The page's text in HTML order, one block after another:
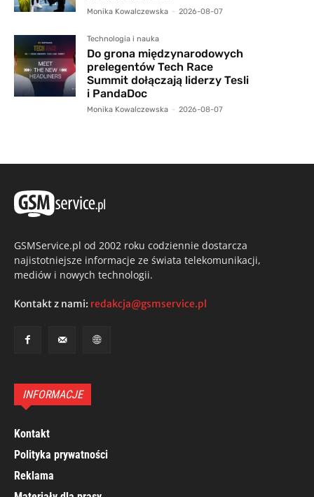
Monika Kowalczewska - 2026-08-07
Technologia i nauka
Do grona międzynarodowych
prelegentów Tech Race
Summit dołączają liderzy Tesli
i PandaDoc
Monika Kowalczewska - 2026-08-07
GSMService.pl od 2002 roku codziennie dostarcza
najistotniejsze informacje ze świata telekomunikacji,
mediów i nowych technologii.
Kontakt z nami: redakcja@gsmservice.pl
INFORMACJE
Kontakt
Polityka prywatności
Reklama